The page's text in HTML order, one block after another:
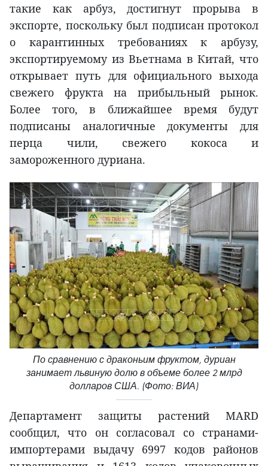
такие как арбуз, достигнут прорыва в
экспорте, поскольку был подписан протокол
о карантинных требованиях к арбузу,
экспортируемому из Вьетнама в Китай, что
открывает путь для официального выхода
свежего фрукта на прибыльный рынок.
Более того, в ближайшее время будут
подписаны аналогичные документы для
перца чили, свежего кокоса и
замороженного дуриана.
По сравнению с драконьим фруктом, дуриан
занимает львиную долю в объеме более 2 млрд
долларов США. (Фото: ВИА)
Департамент защиты растений MARD
сообщил, что он согласовал со странами-
импортерами выдачу 6997 кодов районов